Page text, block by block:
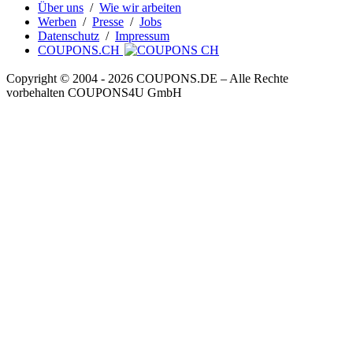
Über uns / Wie wir arbeiten
Werben / Presse / Jobs
Datenschutz / Impressum
COUPONS.CH
Copyright © 2004 ‐ 2026 COUPONS.DE – Alle Rechte
vorbehalten COUPONS4U GmbH